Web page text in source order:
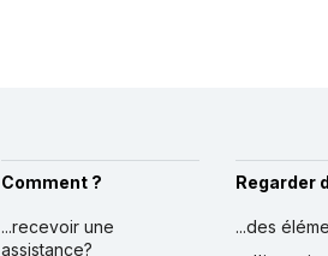
Comment ?
...recevoir une
assistance?
Regarder
...des